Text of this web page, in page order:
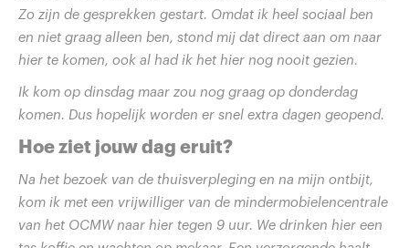
Zo zijn de gesprekken gestart. Omdat ik heel sociaal ben
en niet graag alleen ben, stond mij dat direct aan om naar
hier te komen, ook al had ik het hier nog nooit gezien.
Ik kom op dinsdag maar zou nog graag op donderdag
komen. Dus hopelijk worden er snel extra dagen geopend.
Hoe ziet jouw dag eruit?
Na het bezoek van de thuisverpleging en na mijn ontbijt,
kom ik met een vrijwilliger van de mindermobielencentrale
van het OCMW naar hier tegen 9 uur. We drinken hier een